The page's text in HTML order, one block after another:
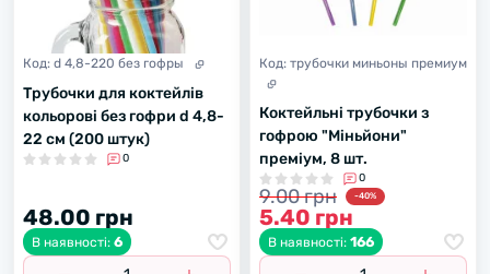
Код: d 4,8-220 без гофры
Трубочки для коктейлів
кольорові без гофри d 4,8-
22 см (200 штук)
0
48.00 грн
В наявності: 6
Код: трубочки миньоны премиум
Коктейльні трубочки з
гофрою "Міньйони"
преміум, 8 шт.
0
9.00 грн -40%
5.40 грн
В наявності: 166